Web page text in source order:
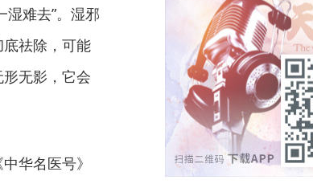
难去”。湿邪
底祛除，可能
无影，它会
华名医号》